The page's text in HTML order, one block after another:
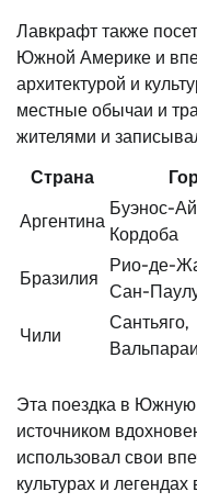
Лавкрафт также
Южной Америке и
архитектурой и
местные обычаи и
жителями и
Страна
Аргентина
Буэнос-
Кордоба
Бразилия
Рио-де-
Сан-
Чили
Сантьяго,
Эта поездка в
источником
использовал свои
культурах и